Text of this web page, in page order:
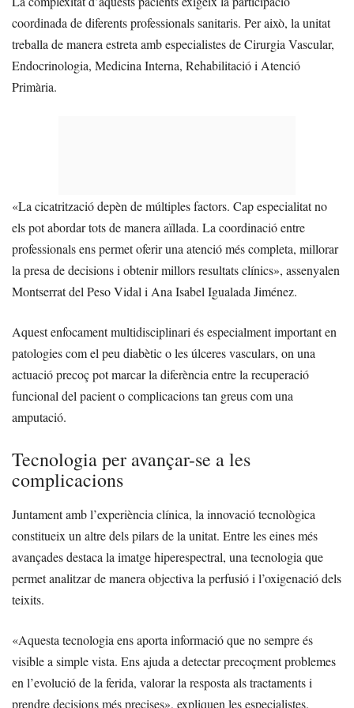
coordinada de diferents professionals sanitaris. Per això, la unitat
treballa de manera estreta amb especialistes de Cirurgia Vascular,
Endocrinologia, Medicina Interna, Rehabilitació i Atenció
Primària.
«La cicatrització depèn de múltiples factors. Cap especialitat no
els pot abordar tots de manera aïllada. La coordinació entre
professionals ens permet oferir una atenció més completa, millorar
la presa de decisions i obtenir millors resultats clínics», assenyalen
Montserrat del Peso Vidal i Ana Isabel Igualada Jiménez.
Aquest enfocament multidisciplinari és especialment important en
patologies com el peu diabètic o les úlceres vasculars, on una
actuació precoç pot marcar la diferència entre la recuperació
funcional del pacient o complicacions tan greus com una
amputació.
Tecnologia per avançar-se a les
complicacions
Juntament amb l’experiència clínica, la innovació tecnològica
constitueix un altre dels pilars de la unitat. Entre les eines més
avançades destaca la imatge hiperespectral, una tecnologia que
permet analitzar de manera objectiva la perfusió i l’oxigenació dels
teixits.
«Aquesta tecnologia ens aporta informació que no sempre és
visible a simple vista. Ens ajuda a detectar precoçment problemes
en l’evolució de la ferida, valorar la resposta als tractaments i
prendre decisions més precises», expliquen les especialistes.